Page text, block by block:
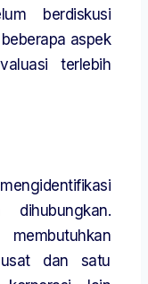
berdiskusi
aspek
terlebih
dan satu